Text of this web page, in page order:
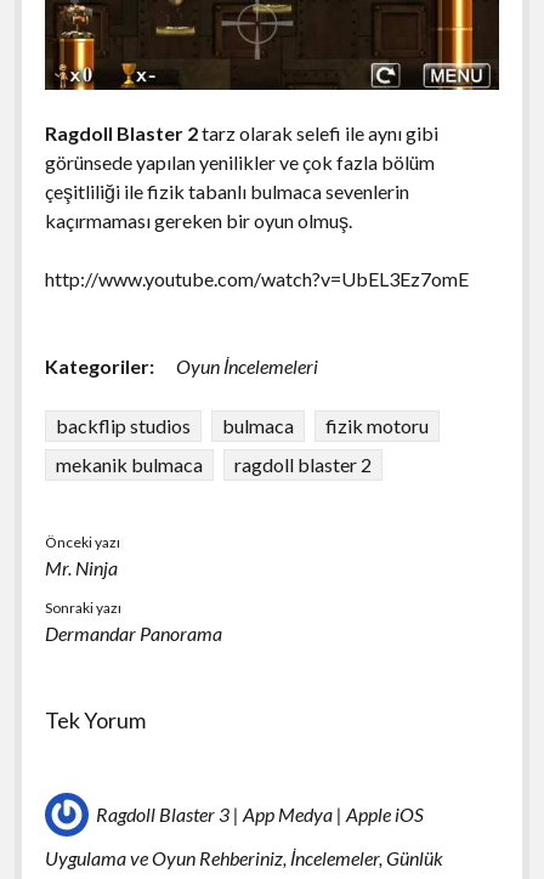
Ragdoll Blaster 2tarz olarak selefi ile aynı gibi
görünsede yapılan yenilikler ve çok fazla bölüm
çeşitliliği ile fizik tabanlı bulmaca sevenlerin
kaçırmaması gereken bir oyun olmuş.
http://www.youtube.com/watch?v=UbEL3Ez7omE
Kategoriler: Oyun İncelemeleri
backflip studios bulmaca
fizik motoru
mekanik bulmaca
ragdoll blaster 2
Önceki yazı
Mr. Ninja
Sonraki yazı
Dermandar Panorama
Tek Yorum
Ragdoll Blaster 3 | App Medya | Apple iOS
Uygulama ve Oyun Rehberiniz, İncelemeler, Günlük